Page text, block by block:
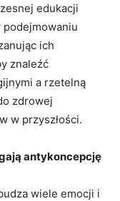
edukacji
podejmowaniu
ich
znaleźć
a rzetelną
zdrowej
w przyszłości.
antykoncepcję
wiele emocji i